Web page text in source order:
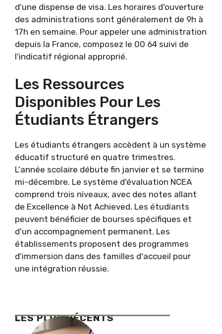
d'une dispense de visa. Les horaires d'ouverture
des administrations sont généralement de 9h à
17h en semaine. Pour appeler une administration
depuis la France, composez le 00 64 suivi de
l'indicatif régional approprié.
Les Ressources
Disponibles Pour Les
Étudiants Étrangers
Les étudiants étrangers accèdent à un système
éducatif structuré en quatre trimestres.
L'année scolaire débute fin janvier et se termine
mi-décembre. Le système d'évaluation NCEA
comprend trois niveaux, avec des notes allant
de Excellence à Not Achieved. Les étudiants
peuvent bénéficier de bourses spécifiques et
d'un accompagnement permanent. Les
établissements proposent des programmes
d'immersion dans des familles d'accueil pour
une intégration réussie.
LES PLUS RÉCENTS